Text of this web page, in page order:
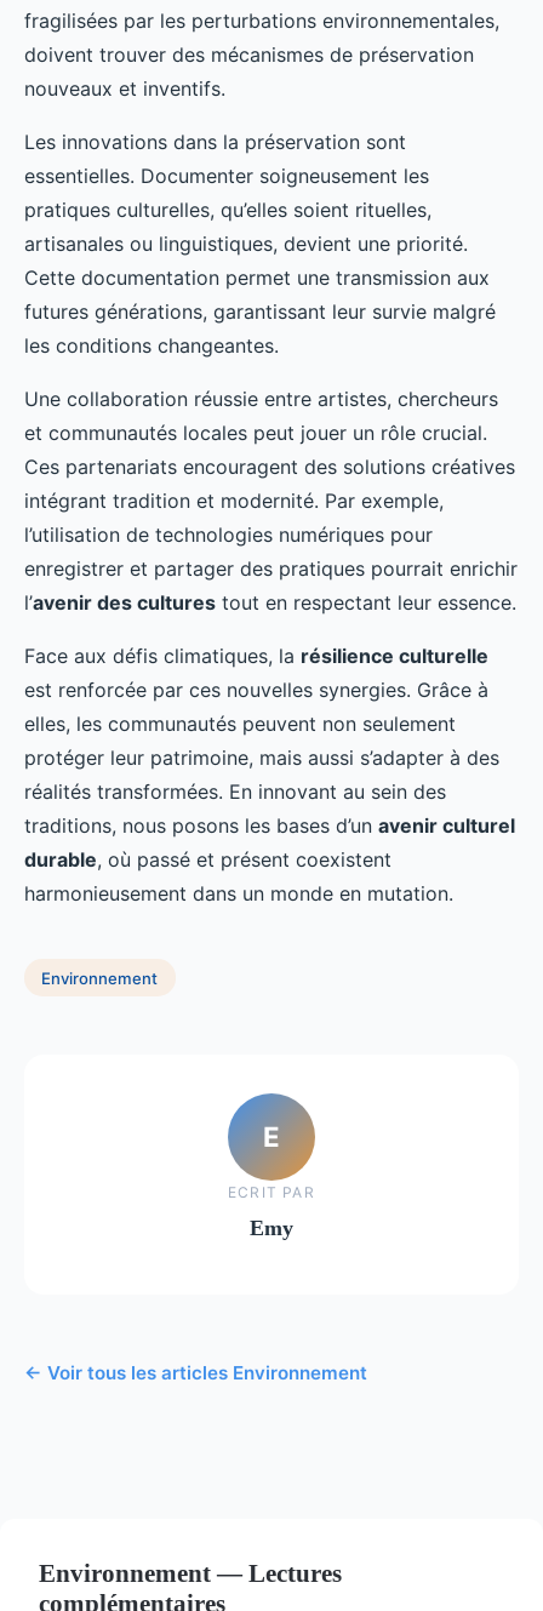
fragilisées par les perturbations environnementales,
doivent trouver des mécanismes de préservation
nouveaux et inventifs.
Les innovations dans la préservation sont
essentielles. Documenter soigneusement les
pratiques culturelles, qu’elles soient rituelles,
artisanales ou linguistiques, devient une priorité.
Cette documentation permet une transmission aux
futures générations, garantissant leur survie malgré
les conditions changeantes.
Une collaboration réussie entre artistes, chercheurs
et communautés locales peut jouer un rôle crucial.
Ces partenariats encouragent des solutions créatives
intégrant tradition et modernité. Par exemple,
l’utilisation de technologies numériques pour
enregistrer et partager des pratiques pourrait enrichir
l’avenir des cultures tout en respectant leur essence.
Face aux défis climatiques, la résilience culturelle
est renforcée par ces nouvelles synergies. Grâce à
elles, les communautés peuvent non seulement
protéger leur patrimoine, mais aussi s’adapter à des
réalités transformées. En innovant au sein des
traditions, nous posons les bases d’un avenir culturel
durable, où passé et présent coexistent
harmonieusement dans un monde en mutation.
Environnement
E
ECRIT PAR
Emy
← Voir tous les articles Environnement
Environnement — Lectures
complémentaires